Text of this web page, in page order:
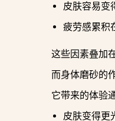
皮肤容易变
疲劳感累积
这些因素叠加
而身体磨砂的
它带来的体验
皮肤变得更